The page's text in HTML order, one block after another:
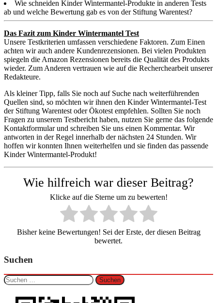
Wie schneiden Kinder Wintermantel-Produkte in anderen Tests
ab und welche Bewertung gab es von der Stiftung Warentest?
Das Fazit zum Kinder Wintermantel Test
Unsere Testkriterien umfassen verschiedene Faktoren. Zum Einen
achten wir auch andere Kundenrezensionen. Bei vielen Produkten
spiegeln die Amazon Rezensionen bereits die Qualität des Produkts
wieder. Zum Anderen vertrauen wie auf die Recherchearbeit unserer
Redakteure.
Als kleiner Tipp, falls Sie noch auf Suche nach weiterführenden
Quellen sind, so möchten wir ihnen den Kinder Wintermantel-Test
der Stiftung Warentest oder Ökotest empfehlen. Sollten Sie noch
Fragen zu unserem Testbericht haben, nutzen Sie gerne das folgende
Kontaktformular und schreiben Sie uns einen Kommentar. Wir
antworten in der Regel innerhalb der nächsten 24 Stunden. Wir
hoffen wir konnten Ihnen weiterhelfen und sie finden das passende
Kinder Wintermantel-Produkt!
Wie hilfreich war dieser Beitrag?
Klicke auf die Sterne um zu bewerten!
Bisher keine Bewertungen! Sei der Erste, der diesen Beitrag
bewertet.
Suchen
Suchen
nach: